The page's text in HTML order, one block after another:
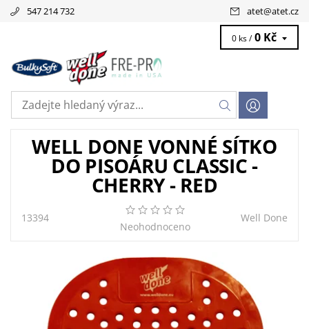
547 214 732 atet@atet.cz
0 ks / 0 Kč
WELL DONE VONNÉ SÍTKO
DO PISOÁRU CLASSIC -
CHERRY - RED
13394
Neohodnoceno
Well Done